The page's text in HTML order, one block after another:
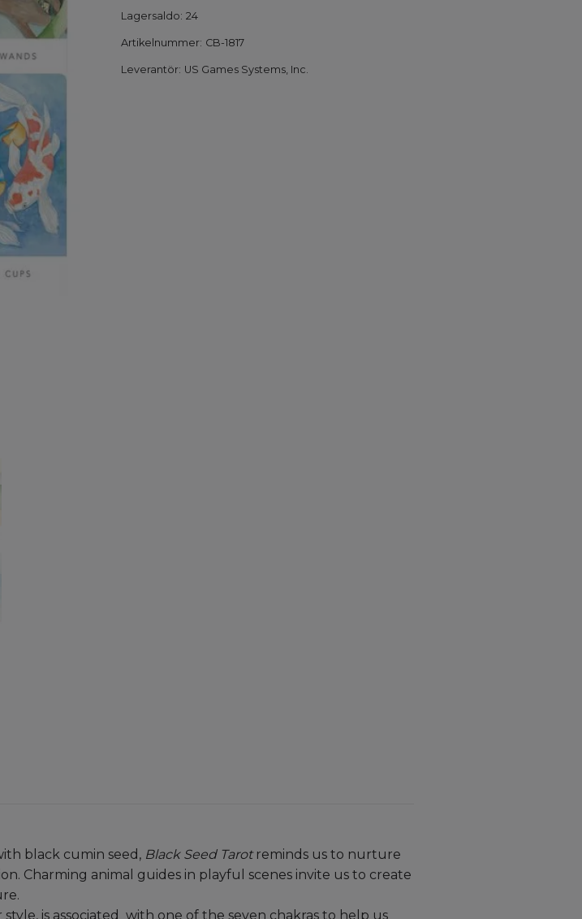
Lagersaldo: 24
Artikelnummer: CB-1817
Leverantör: US Games Systems, Inc.
black cumin seed, Black Seed Tarotreminds us to nurture
Charming animal guides in playful scenes invite us to create
is associated with one of the seven chakras to help us